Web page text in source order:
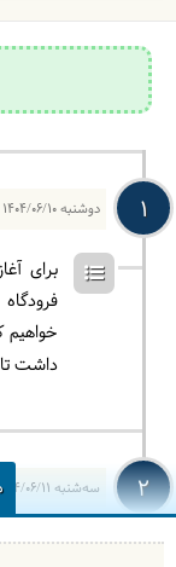
1 دوشنبه1404/06/10
برای آغاز
خواهیم
داشت
2 سه‌شنبه 06/11
به سوی